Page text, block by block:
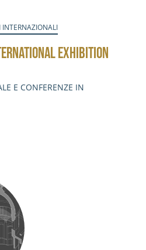
INTERNAZIONALI
EXHIBITION
E CONFERENZE IN